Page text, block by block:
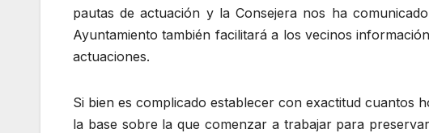
pautas de actuación y la Consejera nos ha
Ayuntamiento también facilitará a los vecinos
actuaciones.
Si bien es complicado establecer con exactitud cuantos
la base sobre la que comenzar a trabajar para